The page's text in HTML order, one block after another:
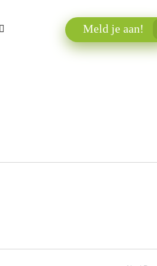
Meld je aan!